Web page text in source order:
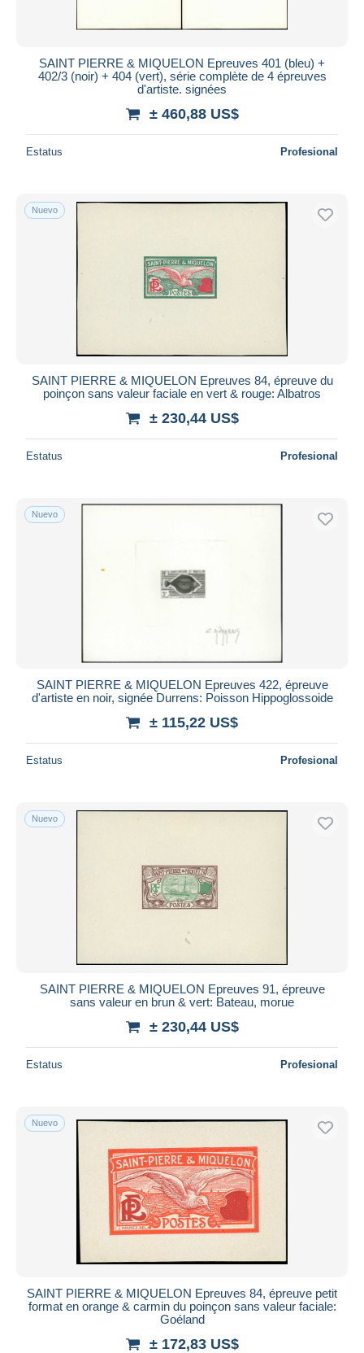
SAINT PIERRE & MIQUELON Epreuves 401 (bleu) +
402/3 (noir) + 404 (vert), série complète de 4 épreuves
d'artiste. signées
± 460,88 US$
Estatus Profesional
Nuevo
SAINT PIERRE & MIQUELON Epreuves 84, épreuve du
poinçon sans valeur faciale en vert & rouge: Albatros
± 230,44 US$
Estatus Profesional
Nuevo
SAINT PIERRE & MIQUELON Epreuves 422, épreuve
d'artiste en noir, signée Durrens: Poisson Hippoglossoide
± 115,22 US$
Estatus Profesional
Nuevo
SAINT PIERRE & MIQUELON Epreuves 91, épreuve
sans valeur en brun & vert: Bateau, morue
± 230,44 US$
Estatus Profesional
Nuevo
SAINT PIERRE & MIQUELON Epreuves 84, épreuve petit
format en orange & carmin du poinçon sans valeur faciale:
Goéland
± 172,83 US$